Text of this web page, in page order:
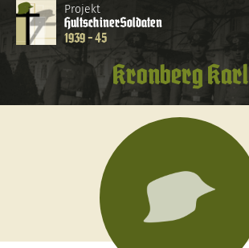
Projekt
HultschinerSoldaten
1939 - 45
Kronberg Karl